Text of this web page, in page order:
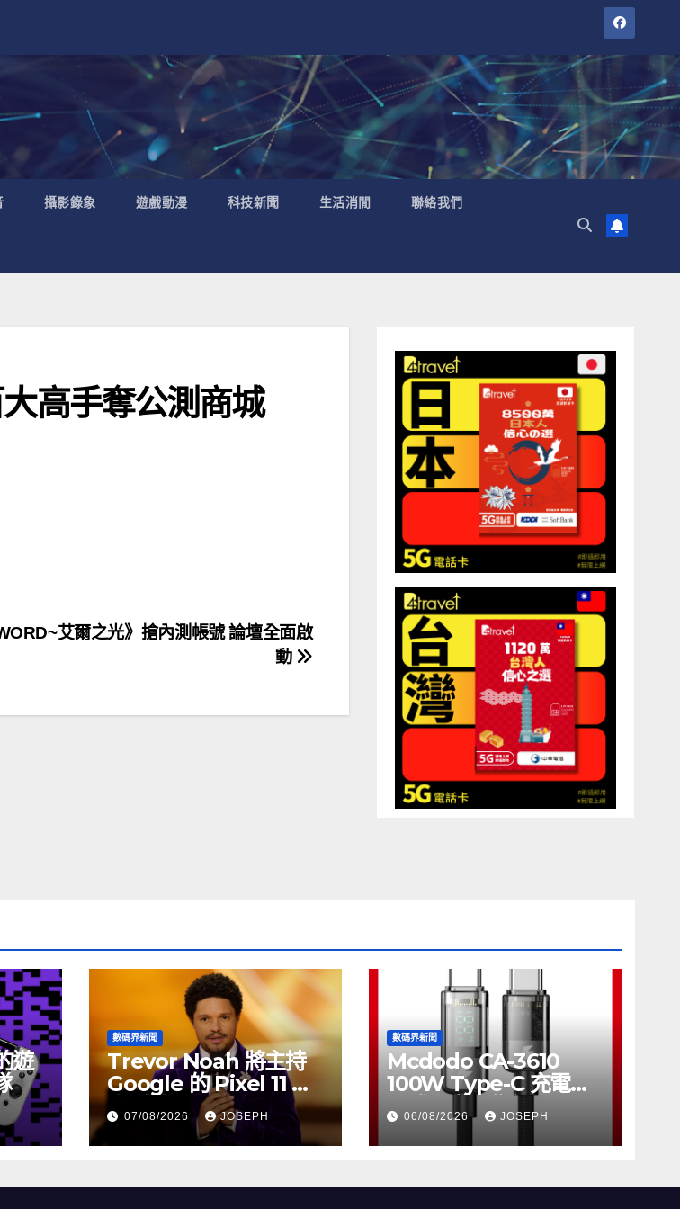
攝影錄象 遊戲動漫 科技新聞 生活消閒 聯絡我們
高手奪公測商城
艾爾之光》搶內測帳號 論壇全面啟
動
遊
數碼界新聞
Trevor Noah 將主持
Google 的 Pixel 11 推
介活動
07/08/2026 JOSEPH
數碼界新聞
Mcdodo CA-3610
100W Type-C 充電線
正式上市，售價
HK$115
06/08/2026 JOSEPH